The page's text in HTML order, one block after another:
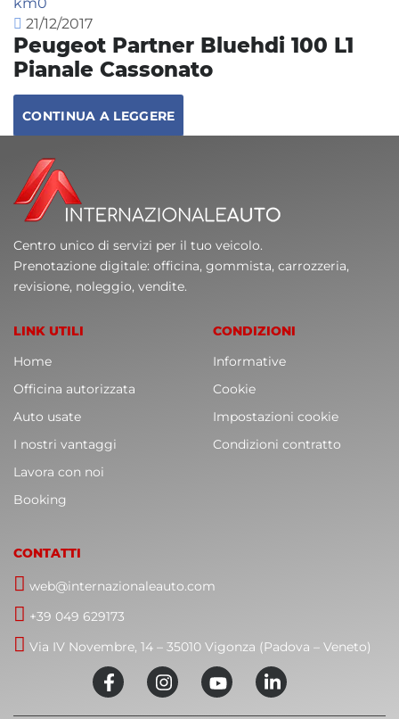
21/12/2017
Peugeot Partner Bluehdi 100 L1
Pianale Cassonato
CONTINUA A LEGGERE
Centro unico di servizi per il tuo veicolo.
Prenotazione digitale: officina, gommista, carrozzeria,
revisione, noleggio, vendite.
LINK UTILI
Home
Officina autorizzata
Auto usate
I nostri vantaggi
Lavora con noi
Booking
CONDIZIONI
Informative
Cookie
Impostazioni cookie
Condizioni contratto
CONTATTI
web@internazionaleauto.com
+39 049 629173
Via IV Novembre, 14 – 35010 Vigonza (Padova – Veneto)